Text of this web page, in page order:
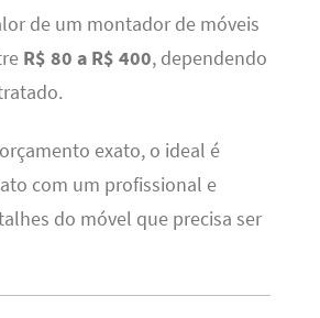
de um montador de móveis
R$ 80 a R$ 400, dependendo
exato, o ideal é
com um profissional e
do móvel que precisa ser